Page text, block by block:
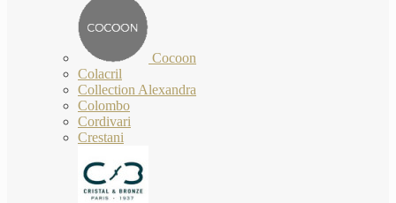
Cocoon
Colacril
Collection Alexandra
Colombo
Cordivari
Crestani